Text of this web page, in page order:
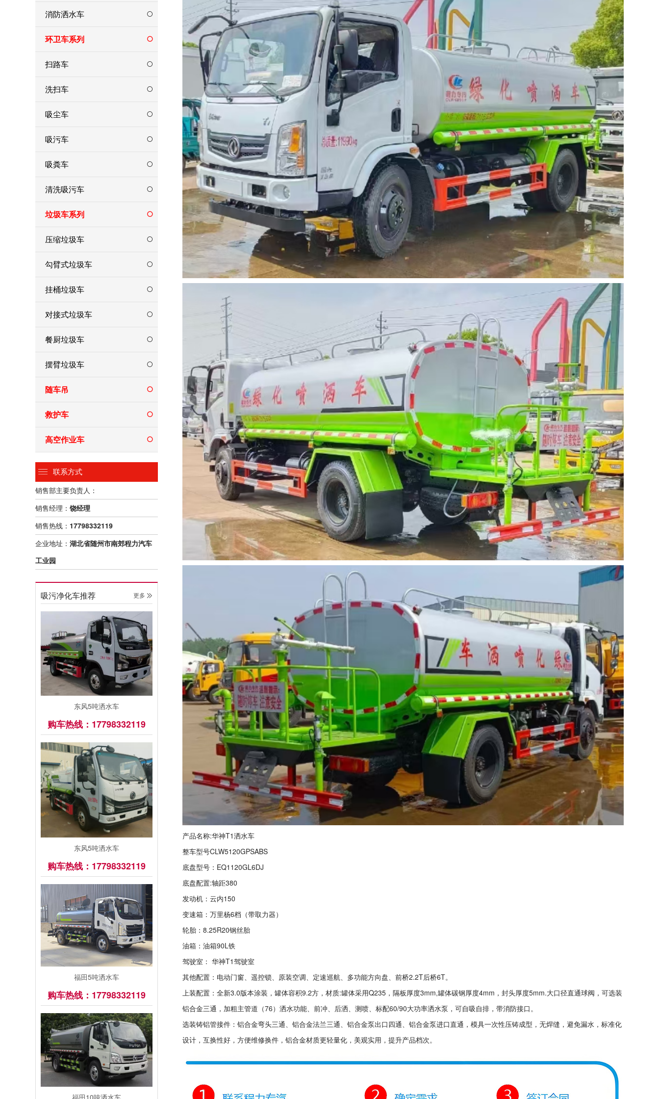
消防洒水车
环卫车系列
扫路车
洗扫车
吸尘车
吸污车
吸粪车
清洗吸污车
垃圾车系列
压缩垃圾车
勾臂式垃圾车
挂桶垃圾车
对接式垃圾车
餐厨垃圾车
摆臂垃圾车
随车吊
救护车
高空作业车
联系方式
销售部主要负责人：
销售经理： 饶经理
销售热线： 17798332119
企业地址： 湖北省随州市南郊程力汽车
工业园
吸污净化车推荐 更多 
东风5吨洒水车
购车热线：17798332119
东风5吨洒水车
购车热线：17798332119
福田5吨洒水车
购车热线：17798332119
福田10吨洒水车
产品名称:华神T1洒水车
整车型号CLW5120GPSABS
底盘型号：EQ1120GL6DJ
底盘配置:轴距380
发动机：云内150
变速箱：万里杨6档（带取力器）
轮胎：8.25R20钢丝胎
油箱：油箱90L铁
驾驶室： 华神T1驾驶室
其他配置：电动门窗、遥控锁、原装空调、定速巡航、多功能方向盘、前桥2.2T后桥6T。
上装配置：全新3.0版本涂装，罐体容积9.2方，材质:罐体采用Q235，隔板厚度3mm,罐体碳钢厚度4mm，封头厚度5mm.大口径直通球阀，可选装
铝合金三通，加粗主管道（76）洒水功能、前冲、后洒、测喷、标配60/90大功率洒水泵，可自吸自排，带消防接口。
选装铸铝管接件：铝合金弯头三通、铝合金法兰三通、铝合金泵出口四通、铝合金泵进口直通，模具一次性压铸成型，无焊缝，避免漏水，标准化
设计，互换性好，方便维修换件，铝合金材质更轻量化，美观实用，提升产品档次。